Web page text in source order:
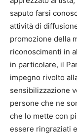
saputo farsi
attività di
promozione della
riconoscimenti in
in particolare, il
impegno rivolto
sensibilizzazione
persone che ne
che lo mette con
essere ringraziati